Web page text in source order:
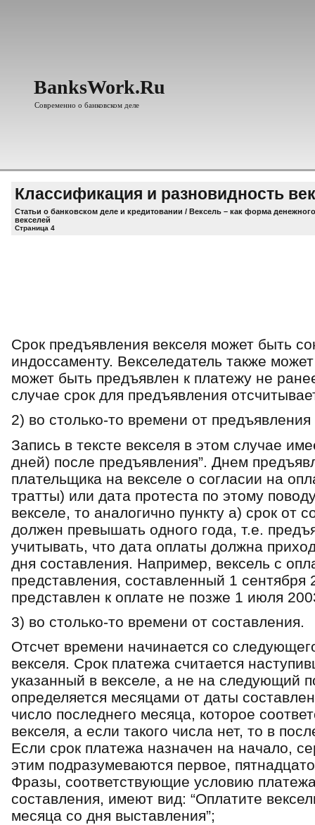
BanksWork.Ru
Современно о банковском деле
Классификация и разновидность
Статьи о банковском деле и кредитовании / Вексель – как форма
векселей
Страница 4
Срок предъявления векселя может быть
индоссаменту. Векселедатель также
может быть предъявлен к платежу не
случае срок для предъявления
2) во столько-то времени от предъявления
Запись в тексте векселя в этом случае
дней) после предъявления”. Днем
плательщика на векселе о согласии на
тратты) или дата протеста по этому
векселе, то аналогично пункту а) срок от
должен превышать одного года, т.е.
учитывать, что дата оплаты должна
дня составления. Например, вексель с
представления, составленный 1 сентября
представлен к оплате не позже 1 июля
3) во столько-то времени от составления.
Отсчет времени начинается со
векселя. Срок платежа считается
указанный в векселе, а не на следующий
определяется месяцами от даты
число последнего месяца, которое
векселя, а если такого числа нет, то в
Если срок платежа назначен на начало,
этим подразумеваются первое,
Фразы, соответствующие условию
составления, имеют вид: “Оплатите
месяца со дня выставления”;